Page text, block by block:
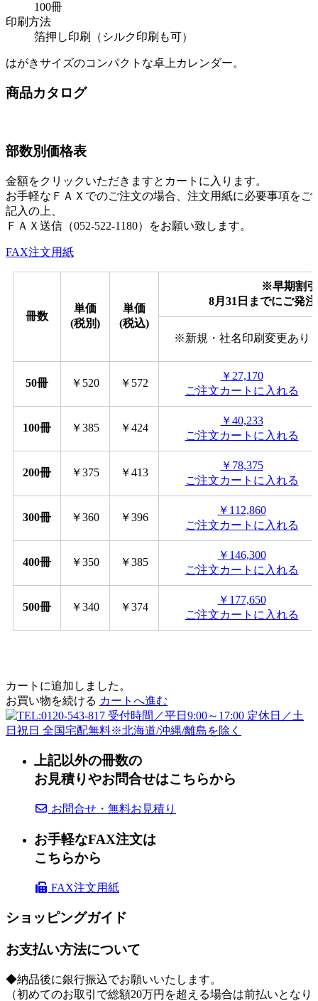
100冊
印刷方法
箔押し印刷（シルク印刷も可）
はがきサイズのコンパクトな卓上カレンダー。
商品カタログ
部数別価格表
金額をクリックいただきますとカートに入ります。
お手軽なＦＡＸでのご注文の場合、注文用紙に必要事項をご
記入の上、
ＦＡＸ送信（052-522-1180）をお願い致します。
FAX注文用紙
冊数
単価
(税別)
単価
(税込)
※早期割
8月31日までにご発
※新規・社名印刷変更あり
50冊 ￥520 ￥572
￥27,170
ご注文カートに入れる
100冊 ￥385 ￥424
￥40,233
ご注文カートに入れる
200冊 ￥375 ￥413
￥78,375
ご注文カートに入れる
300冊 ￥360 ￥396
￥112,860
ご注文カートに入れる
400冊 ￥350 ￥385
￥146,300
ご注文カートに入れる
500冊 ￥340 ￥374
￥177,650
ご注文カートに入れる
カートに追加しました。
お買い物を続ける カートへ進む
上記以外の冊数の
お見積りやお問合せはこちらから
お問合せ・無料お見積り
お手軽なFAX注文は
こちらから
FAX注文用紙
ショッピングガイド
お支払い方法について
◆納品後に銀行振込でお願いいたします。
（初めてのお取引で総額20万円を超える場合は前払いとなり